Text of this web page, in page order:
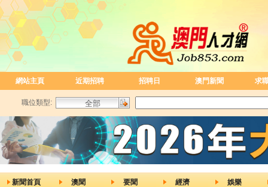
網站主頁 近期招聘 招聘日 澳門新聞 求
職位類型:
新聞首頁 澳聞 要聞 經濟 娛樂